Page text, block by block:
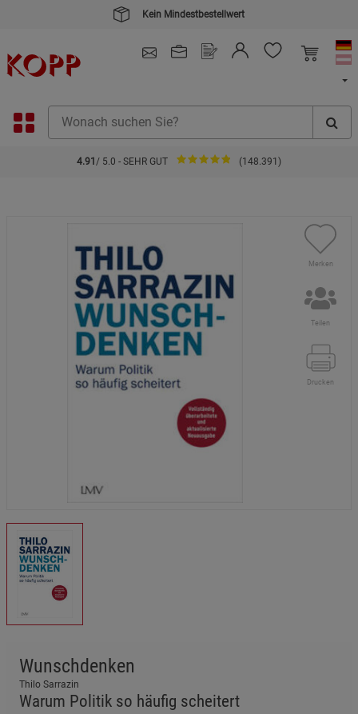
Kein Mindestbestellwert
4.91 / 5.0 - SEHR GUT (148.391)
Merken
Teilen
Drucken
Wunschdenken
Thilo Sarrazin
Warum Politik so häufig scheitert